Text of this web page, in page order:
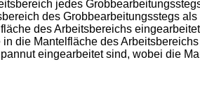
jedes
des Grobbearbeitungsstegs
des Arbeitsbereichs
die Mantelfläche des
eingearbeitet sind, wobei die